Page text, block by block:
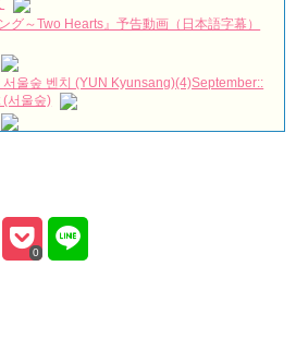
ってきた『ハートマン』観覧レビュー
(화) 예고
진 – (선공개) 강남 3대 얼짱 출신 &#39;한혜진
창시절) | 편 먹고 갈래요? 밥블레스유 2
ヘギョ キスまとめ
マーズ」2019年11月2日TSUTAYAにて先行
The Scene Hyun Bin 현빈❤️ 손예진 Son Ye
ヒョンビン❤️ソンイェジン / エンジョイ❕
の言葉が続々 – Taka News
SET2特典映像より）
グ～Two Hearts』予告動画（日本語字幕）
서울숲 벤치 (YUN Kyunsang)(4)September::
서울숲)
グ03 ハン・イェスル
조현재 九尾狐外伝 制作発表会
・ワン♥イ・ボミ、今日（28日）結婚……
」女優キム・ユジョン、「健康がとても回
ョンの熱愛彼氏はあの大物俳優
0